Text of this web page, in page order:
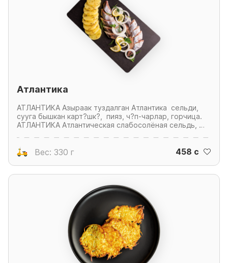
Атлантика
АТЛАНТИКА Азыраак туздалган Атлантика сельди,
сууга бышкан карт?шк?, пияз, ч?п-чарлар, горчица.
АТЛАНТИКА Атлантическая слабосолёная сельдь,
Вес: 330 г 458 c